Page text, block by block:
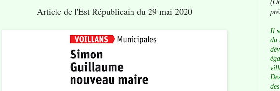
Article de l'Est Républicain du 29 mai 2020
Il
du